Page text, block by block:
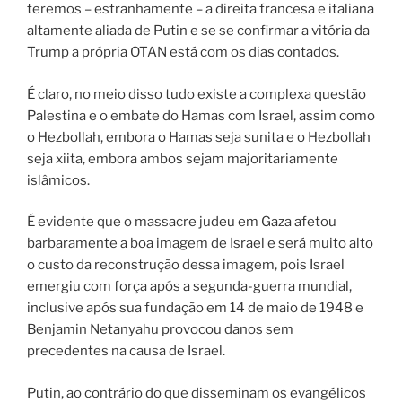
teremos – estranhamente – a direita francesa e italiana
altamente aliada de Putin e se se confirmar a vitória da
Trump a própria OTAN está com os dias contados.
É claro, no meio disso tudo existe a complexa questão
Palestina e o embate do Hamas com Israel, assim como
o Hezbollah, embora o Hamas seja sunita e o Hezbollah
seja xiita, embora ambos sejam majoritariamente
islâmicos.
É evidente que o massacre judeu em Gaza afetou
barbaramente a boa imagem de Israel e será muito alto
o custo da reconstrução dessa imagem, pois Israel
emergiu com força após a segunda-guerra mundial,
inclusive após sua fundação em 14 de maio de 1948 e
Benjamin Netanyahu provocou danos sem
precedentes na causa de Israel.
Putin, ao contrário do que disseminam os evangélicos